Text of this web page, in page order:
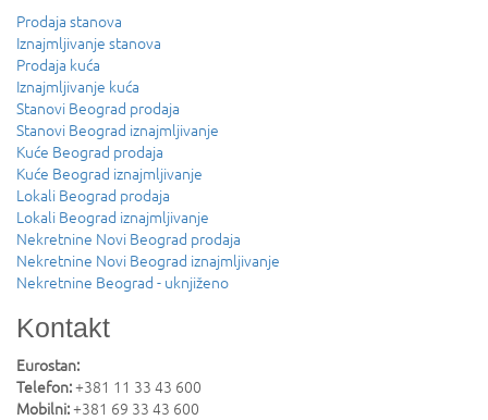
Prodaja stanova
Iznajmljivanje stanova
Prodaja kuća
Iznajmljivanje kuća
Stanovi Beograd prodaja
Stanovi Beograd iznajmljivanje
Kuće Beograd prodaja
Kuće Beograd iznajmljivanje
Lokali Beograd prodaja
Lokali Beograd iznajmljivanje
Nekretnine Novi Beograd prodaja
Nekretnine Novi Beograd iznajmljivanje
Nekretnine Beograd - uknjiženo
Kontakt
Eurostan:
Telefon:+381 11 33 43 600
Mobilni:+381 69 33 43 600